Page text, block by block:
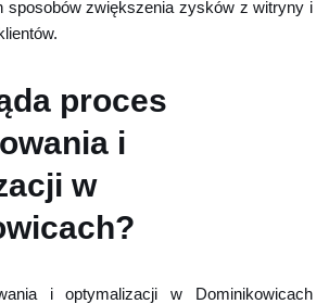
sposobów zwiększenia zysków z witryny i
proces
i
w
i optymalizacji w Dominikowicach